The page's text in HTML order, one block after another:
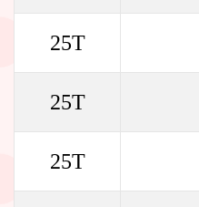
25T
25T
25T